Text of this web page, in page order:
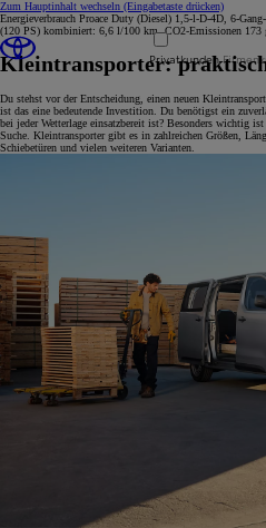
Zum Hauptinhalt wechseln (Eingabetaste drücken)
Privatkunden
Energieverbrauch Proace Duty (Diesel) 1,5-l-D-4D, 6-
(120 PS) kombiniert: 6,6 l/100 km, CO2-Emissionen 173
Kleintransporter:
Du stehst vor der Entscheidung, einen neuen
ist das eine bedeutende Investition. Du benötigst ein
bei jeder Wetterlage einsatzbereit ist? Besonders wichtig
Suche. Kleintransporter gibt es in zahlreichen Größen,
Schiebetüren und vielen weiteren Varianten.